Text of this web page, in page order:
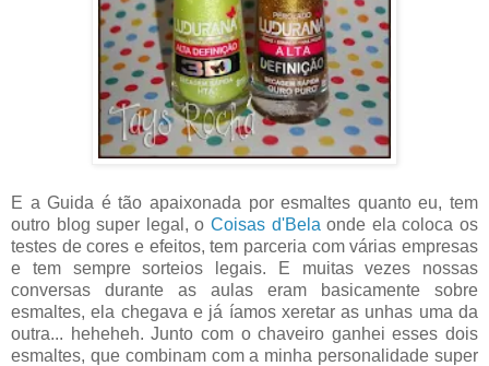
E a Guida é tão apaixonada por esmaltes quanto eu, tem
outro blog super legal, o Coisas d'Bela onde ela coloca os
testes de cores e efeitos, tem parceria com várias empresas
e tem sempre sorteios legais. E muitas vezes nossas
conversas durante as aulas eram basicamente sobre
esmaltes, ela chegava e já íamos xeretar as unhas uma da
outra... heheheh. Junto com o chaveiro ganhei esses dois
esmaltes, que combinam com a minha personalidade super